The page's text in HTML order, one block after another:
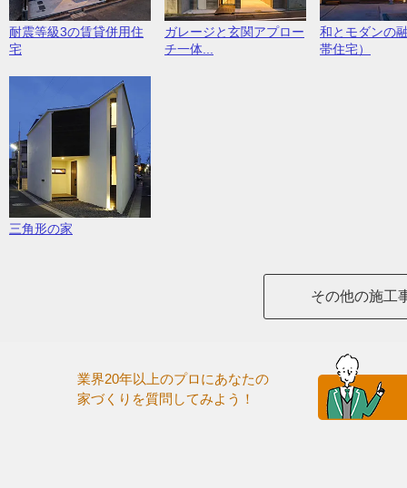
耐震等級3の賃貸併用住
宅
ガレージと玄関アプロー
チ一体...
和とモダンの
帯住宅）
三角形の家
その他の施工
業界20年以上のプロにあなたの
家づくりを質問してみよう！